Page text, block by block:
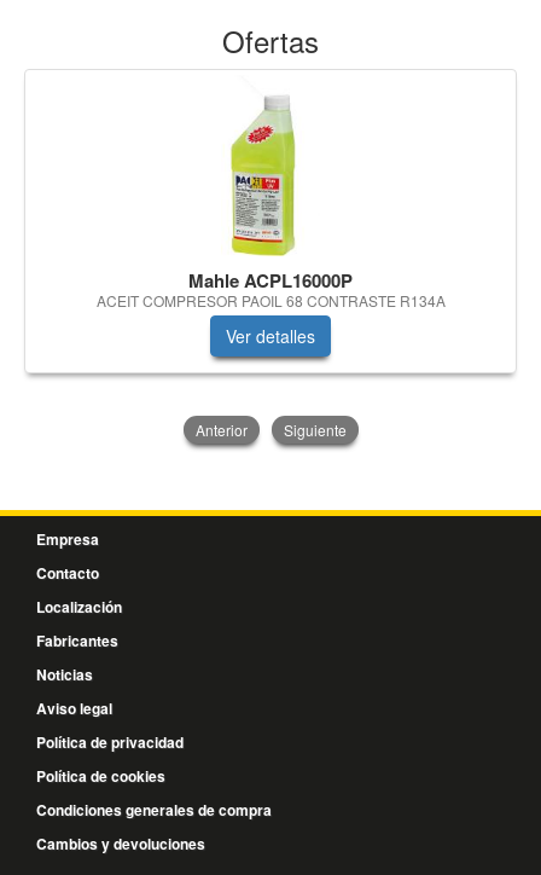
Ofertas
Mahle ACPL16000P
ACEIT COMPRESOR PAOIL 68 CONTRASTE R134A
Ver detalles
Anterior Siguiente
Empresa
Contacto
Localización
Fabricantes
Noticias
Aviso legal
Política de privacidad
Política de cookies
Condiciones generales de compra
Cambios y devoluciones